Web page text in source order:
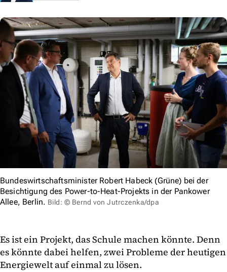
Bundeswirtschaftsminister Robert Habeck (Grüne) bei der
Besichtigung des Power-to-Heat-Projekts in der Pankower
Allee, Berlin. Bild: © Bernd von Jutrczenka/dpa
Es ist ein Projekt, das Schule machen könnte. Denn
es könnte dabei helfen, zwei Probleme der heutigen
Energiewelt auf einmal zu lösen.